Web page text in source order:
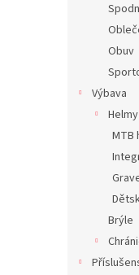
Obuv
Výbava
Helmy
MTB
Brýle